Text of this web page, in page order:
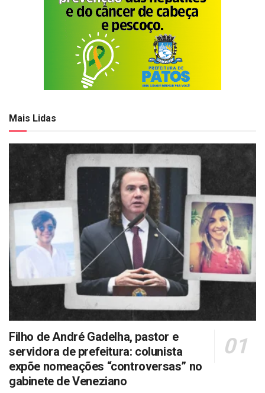
Mais Lidas
Filho de André Gadelha, pastor e
servidora de prefeitura: colunista
expõe nomeações “controversas” no
gabinete de Veneziano